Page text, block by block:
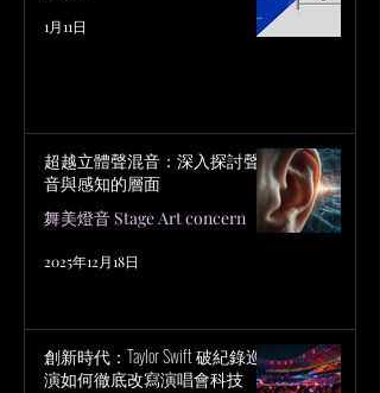
1月11日
超越立體聲混音：深入探討聲
音與感知的層面
舞美燈音 Stage Art concern
2025年12月18日
創新時代：Taylor Swift 破紀錄巡
演如何徹底改寫演唱會科技